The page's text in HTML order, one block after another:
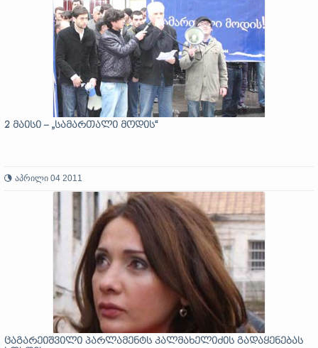
2 მაისი – „სამართალი მოდის“
აპრილი 04 2011
ცაგარეიშვილი პარლამენტს კალმახელიძის გადაყენებას